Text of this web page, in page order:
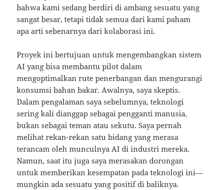
bahwa kami sedang berdiri di ambang sesuatu yang
sangat besar, tetapi tidak semua dari kami paham
apa arti sebenarnya dari kolaborasi ini.
Proyek ini bertujuan untuk mengembangkan sistem
AI yang bisa membantu pilot dalam
mengoptimalkan rute penerbangan dan mengurangi
konsumsi bahan bakar. Awalnya, saya skeptis.
Dalam pengalaman saya sebelumnya, teknologi
sering kali dianggap sebagai pengganti manusia,
bukan sebagai teman atau sekutu. Saya pernah
melihat rekan-rekan satu bidang yang merasa
terancam oleh munculnya AI di industri mereka.
Namun, saat itu juga saya merasakan dorongan
untuk memberikan kesempatan pada teknologi ini—
mungkin ada sesuatu yang positif di baliknya.